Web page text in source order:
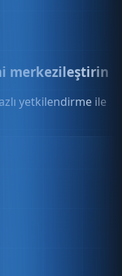
merkezileştirin
yetkilendirme ile